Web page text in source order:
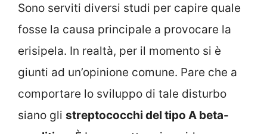
Sono serviti diversi studi per capire quale
fosse la causa principale a provocare la
erisipela. In realtà, per il momento si è
giunti ad un’opinione comune. Pare che a
comportare lo sviluppo di tale disturbo
siano gli streptococchi del tipo A beta-